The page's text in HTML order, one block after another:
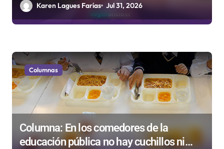
Karen Lagues Farías Jul 31, 2026
Columnas
Columna: En los comedores de la
educación pública no hay cuchillos ni